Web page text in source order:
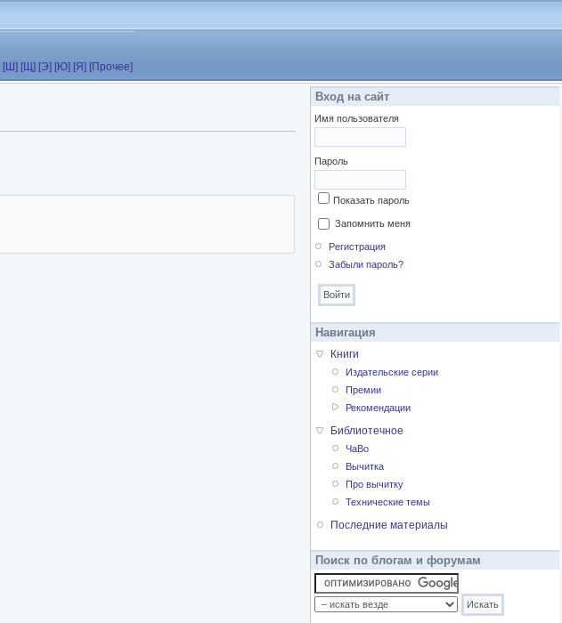
[Ш] [Щ] [Э] [Ю] [Я] [Прочее]
Вход на сайт
Имя пользователя
Пароль
Показать пароль
Запомнить меня
Регистрация
Забыли пароль?
Навигация
Книги
Издательские серии
Премии
Рекомендации
Библиотечное
ЧаВо
Вычитка
Про вычитку
Технические темы
Последние материалы
Поиск по блогам и форумам